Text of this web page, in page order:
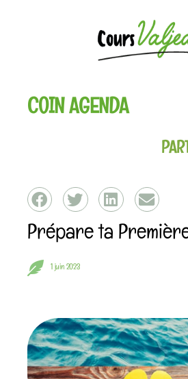
COIN AGENDA
Prépare ta
1 juin 2023